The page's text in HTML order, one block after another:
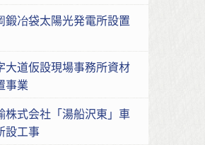
鍛冶袋太陽光発電所設置
大道仮設現場事務所資材
事業
株式会社「湯船沢東」車
設工事